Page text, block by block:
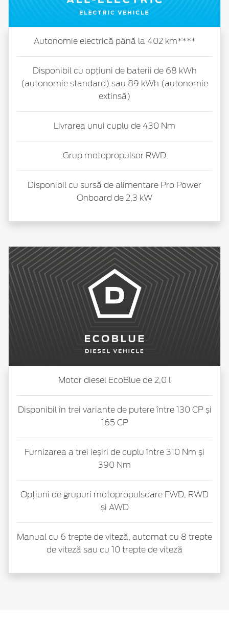
Autonomie electrică până la 402 km****
Disponibil cu opțiuni de baterii de 68 kWh
(autonomie standard) sau 89 kWh (autonomie
extinsă)
Livrarea unui cuplu de 430 Nm
Grup motopropulsor RWD
Disponibil cu sursă de alimentare Pro Power
Onboard de 2,3 kW
Motor diesel EcoBlue de 2,0 l
Disponibil în trei variante de putere între 130 CP și
165 CP
Furnizarea a trei ieșiri de cuplu între 310 Nm și
390 Nm
Opțiuni de grupuri motopropulsoare FWD, RWD
și AWD
Manual cu 6 trepte de viteză, automat cu 8 trepte
de viteză sau cu 10 trepte de viteză